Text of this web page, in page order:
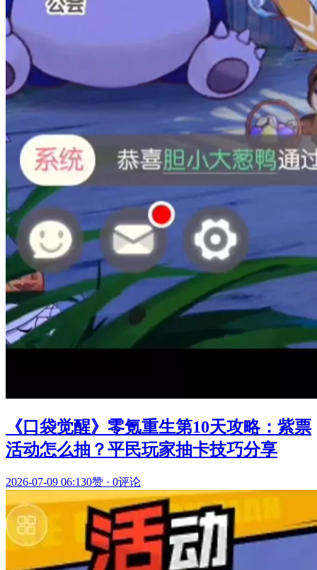
《口袋觉醒》零氪重生第10天攻略：紫票
活动怎么抽？平民玩家抽卡技巧分享
2026-07-09 06:130赞 · 0评论